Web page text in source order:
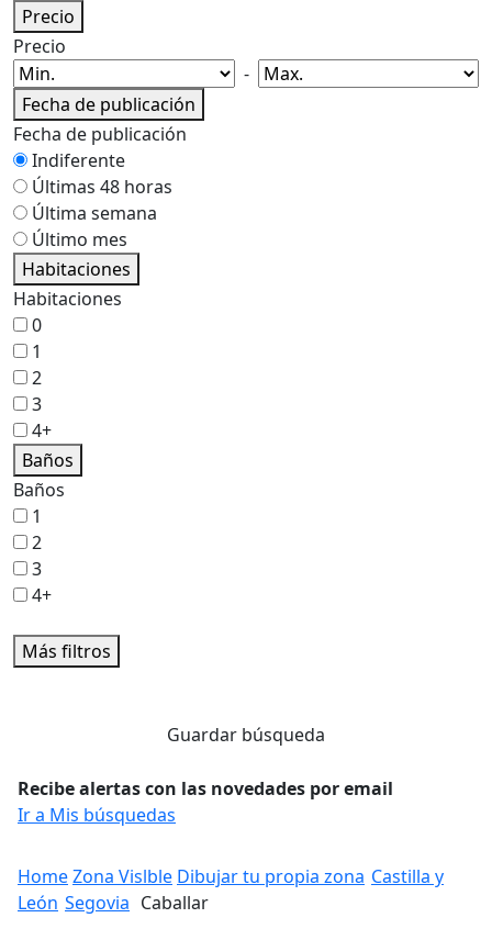
Precio
Precio
-
Fecha de publicación
Fecha de publicación
Indiferente
Últimas 48 horas
Última semana
Último mes
Habitaciones
Habitaciones
0
1
2
3
4+
Baños
Baños
1
2
3
4+
Más filtros
Guardar búsqueda
Recibe alertas con las novedades por email
Ir a Mis búsquedas
HomeZona Vislble Dibujar tu propia zona Castilla y
León Segovia Caballar